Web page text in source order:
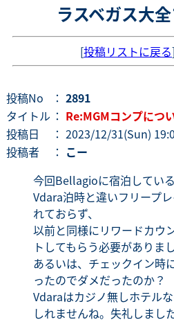
ラスベガス大
[投稿リストに戻る
投稿No ： 2891
タイトル ： Re:MGMコンプにつ
投稿日
： 2023/12/31(Sun)
投稿者
： こー
今回Bellagioに宿泊してい
Vdara泊時と違いフリープ
れておらず、
以前と同様にリワードカウ
トしてもらう必要がありまし
あるいは、チェックイン時
ったのでダメだったのか？
Vdaraはカジノ無しホテル
しれませんね。失礼しました